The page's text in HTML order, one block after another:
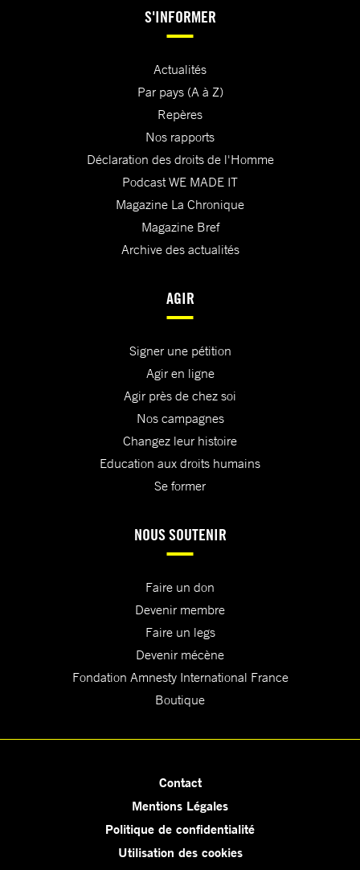
S'INFORMER
Actualités
Par pays (A à Z)
Repères
Nos rapports
Déclaration des droits de l'Homme
Podcast WE MADE IT
Magazine La Chronique
Magazine Bref
Archive des actualités
AGIR
Signer une pétition
Agir en ligne
Agir près de chez soi
Nos campagnes
Changez leur histoire
Education aux droits humains
Se former
NOUS SOUTENIR
Faire un don
Devenir membre
Faire un legs
Devenir mécène
Fondation Amnesty International France
Boutique
Contact
Mentions Légales
Politique de confidentialité
Utilisation des cookies